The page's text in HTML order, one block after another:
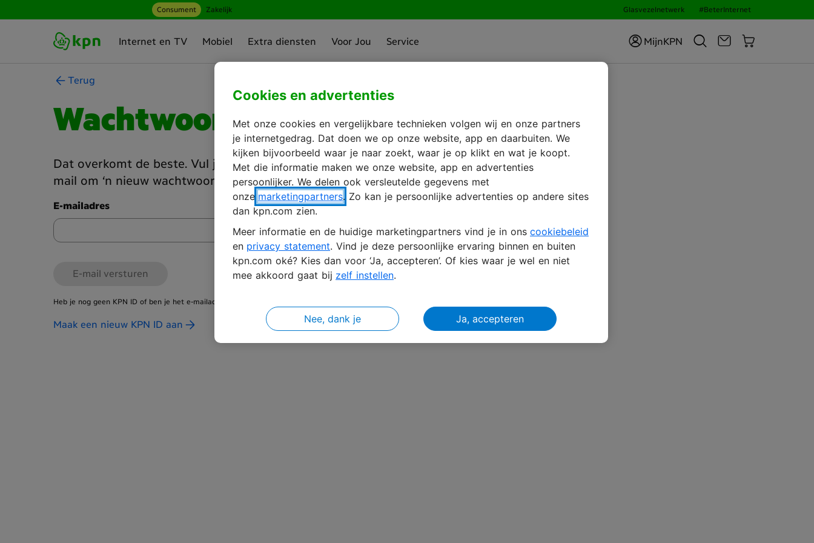
Ga naar hoofdinhoud
Consument Zakelijk Glasvezelnetwerk #BeterInternet
Internet en TV Mobiel Extra diensten Voor Jou Service MijnKPN
Terug
Wachtwoord vergeten
Dat overkomt de beste. Vul je e-mailadres in, dan krijg je een
mail om ‘n nieuw wachtwoord aan te maken.
E-mailadres
E-mail versturen
Heb je nog geen KPN ID of ben je het e-mailadres van je account vergeten?
Maak een nieuw KPN ID aan
Cookies en advertenties
Met onze cookies en vergelijkbare technieken volgen wij en onze partners
je internetgedrag. Dat doen we op onze website, app en daarbuiten. We
kijken bijvoorbeeld waar je naar zoekt, waar je op klikt en wat je koopt.
Met die informatie maken we onze website, app en advertenties
persoonlijker. We delen ook versleutelde gegevens met
onze marketingpartners. Zo kan je persoonlijke advertenties op andere sites
dan kpn.com zien.
Meer informatie en de huidige marketingpartners vind je in ons cookiebeleid
en privacy statement. Vind je deze persoonlijke ervaring binnen en buiten
kpn.com oké? Kies dan voor ‘Ja, accepteren’. Of kies waar je wel en niet
mee akkoord gaat bij zelf instellen.
Nee, dank je Ja, accepteren